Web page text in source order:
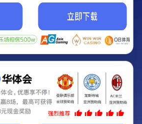
Guys!
将上线啦...